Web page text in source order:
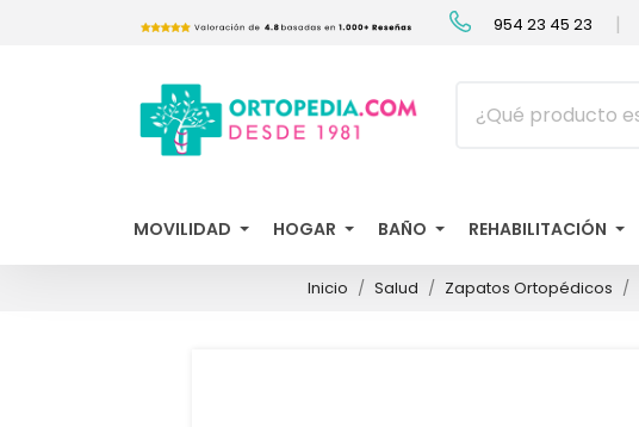
954 23 45 23 |
MOVILIDAD HOGAR BAÑO REHABILITACIÓN
Inicio Salud Zapatos Ortopédicos